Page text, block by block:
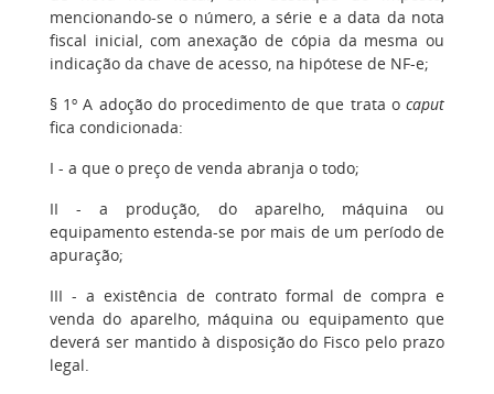
mencionando-se o número, a série e a data da nota
fiscal inicial, com anexação de cópia da mesma ou
indicação da chave de acesso, na hipótese de NF-e;
§ 1º A adoção do procedimento de que trata o caput
fica condicionada:
I - a que o preço de venda abranja o todo;
II - a produção, do aparelho, máquina ou
equipamento estenda-se por mais de um período de
apuração;
III - a existência de contrato formal de compra e
venda do aparelho, máquina ou equipamento que
deverá ser mantido à disposição do Fisco pelo prazo
legal.